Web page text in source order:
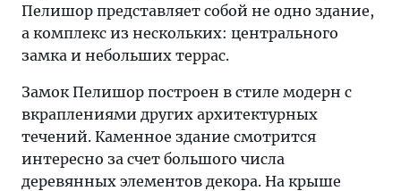
Пелишор представляет собой не одно здание,
а комплекс из нескольких: центрального
замка и небольших террас.
Замок Пелишор построен в стиле модерн с
вкраплениями других архитектурных
течений. Каменное здание смотрится
интересно за счет большого числа
деревянных элементов декора. На крыше